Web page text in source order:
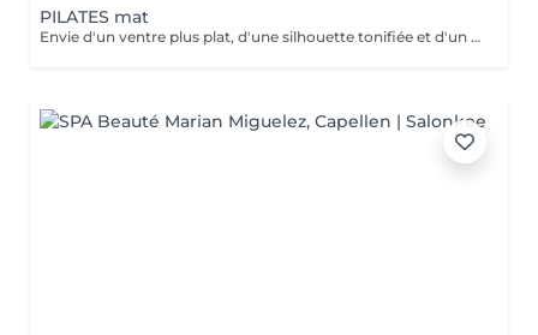
PILATES mat
Envie d'un ventre plus plat, d'une silhouette tonifiée et d'un regain d'énergie ? Rejoignez mon cours de Pilates Mat en petit groupe ! Chaque séance vous fait travailler les abdominaux profonds, améliore votre posture, soulage le mal de dos et sculpte votre corps efficacement. Avec seulement 5 places disponibles, vous profitez d'un suivi personnalisé et de corrections adaptées pour maximiser vos résultats. Merci de prévoir l'appoint en espèces. 36 rue du Golf L-1638 Senningerberg Parking gratuit Toute réservation non honorée est due. Toute réservation non annulée 48h avant est due.